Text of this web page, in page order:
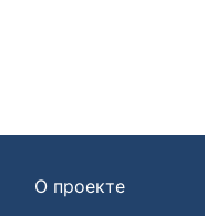
О проекте